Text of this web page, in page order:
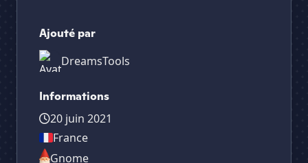
Ajouté par
DreamsTools
Informations
20 juin 2021
France
Gnome